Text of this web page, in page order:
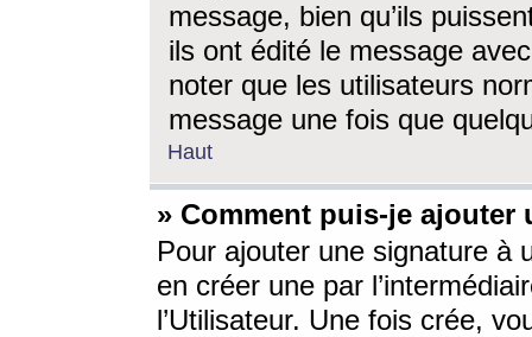
message, bien qu’ils
ils ont édité le message
noter que les utilisateurs
message une fois que
Haut
» Comment puis-je ajouter
Pour ajouter une signature à
en créer une par
l’Utilisateur. Une fois crée,